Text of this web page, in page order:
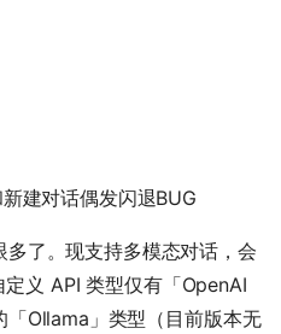
建对话偶发闪退BUG
了。现支持多模态对话，会
定义 API 类型仅有「OpenAI
Ollama」类型（目前版本无